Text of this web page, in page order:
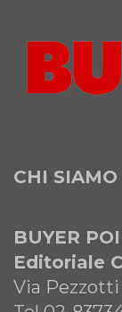
CHI SIAMO
BUYER
Editoriale
Via Pezzotti